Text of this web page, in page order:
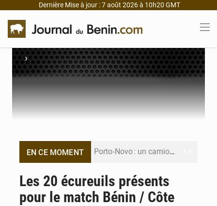
Dernière Mise à jour : 7 août 2026 à 10h20 GMT
›
EN CE MOMENT Porto‑Novo : un camion de produits pétroliers embrase Avakpa
Bénin : Djogbénou inspecte le chantier du siège de l’Assemblée
Les 20 écureuils présents
pour le match Bénin / Côte